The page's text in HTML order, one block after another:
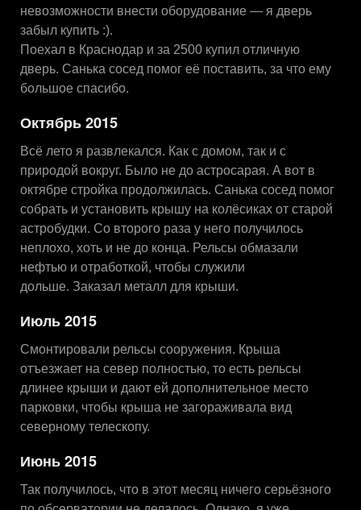
невозможности внести оборудование — я дверь
забыл купить :).
Поехал в Краснодар и за 2500 купил отличную
дверь. Санька сосед помог её поставить, за что ему
большое спасибо.
Октябрь 2015
Всё лето я развлекался. Как с домом, так и с
природой вокруг. Было не до астросарая. А вот в
октябре стройка продолжилась. Санька сосед помог
собрать и установить крышу на колёсиках от старой
астробудки. Со второго раза у него получилось
неплохо, хоть и не до конца. Рельсы обмазали
нефтью и отработкой, чтобы служили
дольше. Заказал металл для крыши.
Июль 2015
Смонтировали рельсы сооружения. Крыша
отъезжает на север полностью, то есть рельсы
длинее крыши и дают ей дополнительное место
парковки, чтобы крыша не загораживала вид
северному телескопу.
Июнь 2015
Так получилось, что в этот месяц ничего серьёзного